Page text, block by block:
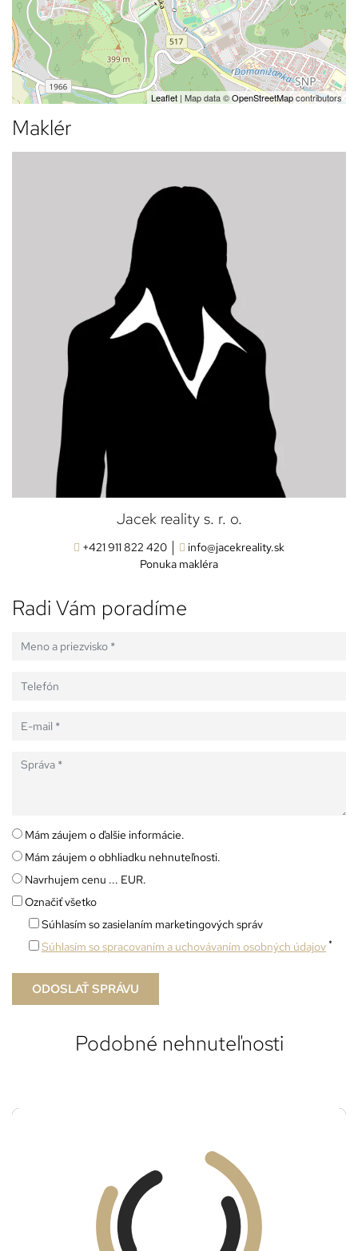
Leaflet | Map data ©OpenStreetMapcontributors
Maklér
Jacek reality s. r. o.
+421 911 822 420
info@jacekreality.sk
Ponuka makléra
Radi Vám poradíme
Mám záujem o ďalšie informácie.
Mám záujem o obhliadku nehnuteľnosti.
Navrhujem cenu ... EUR.
Označiť všetko
Súhlasím so zasielaním marketingových správ
Súhlasím so spracovaním a uchovávaním osobných údajov *
Podobné nehnuteľnosti